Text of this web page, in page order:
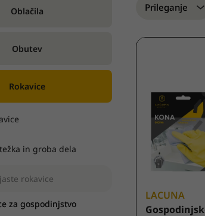
Oblačila
Obutev
Rokavice
in groba dela
rokavice
za gospodinjstvo
Prileganje
LACUNA